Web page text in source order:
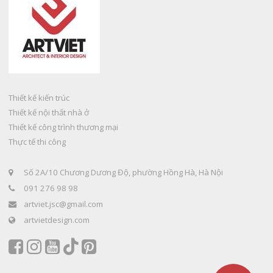
Thiết kế kiến trúc
Thiết kế nội thất nhà ở
Thiết kế công trình thương mại
Thực tế thi công
Số 2A/10 Chương Dương Độ, phường Hồng Hà, Hà Nội
091 276 98 98
artviet.jsc@gmail.com
artvietdesign.com